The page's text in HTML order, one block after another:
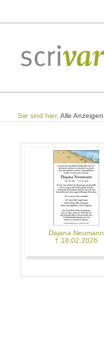
Sie sind hier: Alle Anzeigen
Dajana Neumann
† 18.02.2026